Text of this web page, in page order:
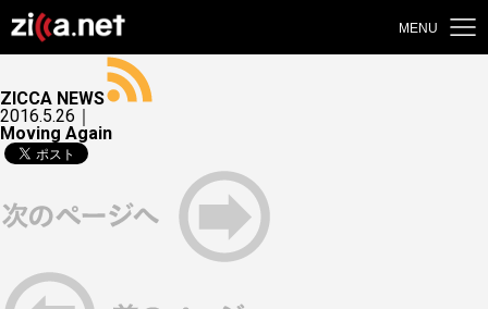
MENU
ZICCA NEWS
2016.5.26｜
Moving Again